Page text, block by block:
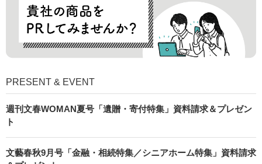
PRESENT & EVENT
週刊文春WOMAN夏号「遺贈・寄付特集」資料請求＆プレゼン
ト
文藝春秋9月号「金融・相続特集／シニアホーム特集」資料請求